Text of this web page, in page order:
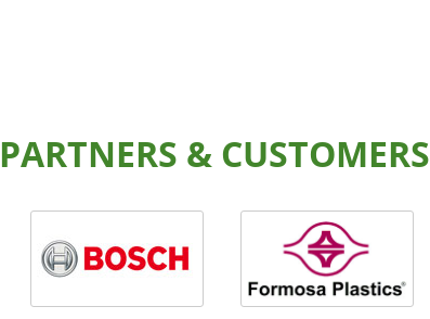
PARTNERS & CUSTOMERS